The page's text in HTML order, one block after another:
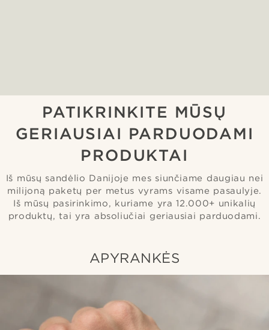
PATIKRINKITE MŪSŲ
GERIAUSIAI PARDUODAMI
PRODUKTAI
Iš mūsų sandėlio Danijoje mes siunčiame daugiau nei
milijoną paketų per metus vyrams visame pasaulyje.
Iš mūsų pasirinkimo, kuriame yra 12.000+ unikalių
produktų, tai yra absoliučiai geriausiai parduodami.
APYRANKĖS